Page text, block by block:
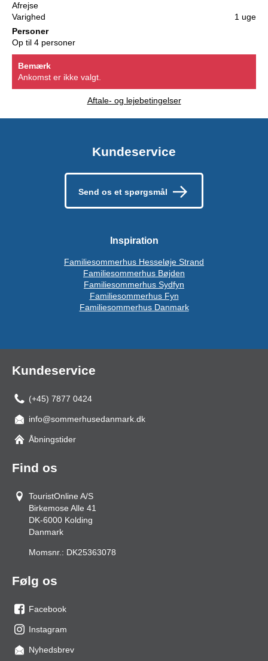
Afrejse
Varighed
1 uge
Personer
Op til 4 personer
Bemærk
Ankomst er ikke valgt.
Aftale- og lejebetingelser
Kundeservice
Send os et spørgsmål
Inspiration
Familiesommerhus Hesseløje Strand
Familiesommerhus Bøjden
Familiesommerhus Sydfyn
Familiesommerhus Fyn
Familiesommerhus Danmark
Kundeservice
(+45) 7877 0424
info@sommerhusedanmark.dk
Åbningstider
Find os
TouristOnline A/S
Birkemose Alle 41
DK-6000 Kolding
Danmark
Momsnr.: DK25363078
Følg os
os
på
facebook
Facebook
os
på
Instagram
Nyhedsbrev